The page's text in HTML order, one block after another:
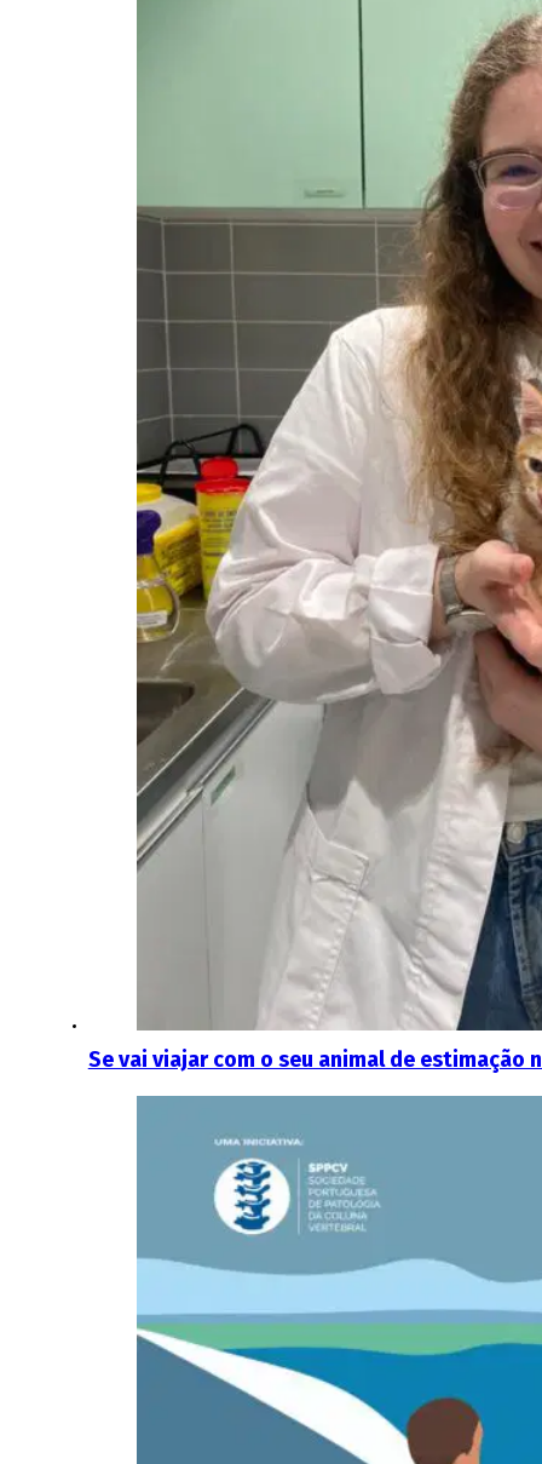
Se vai viajar com o seu animal de